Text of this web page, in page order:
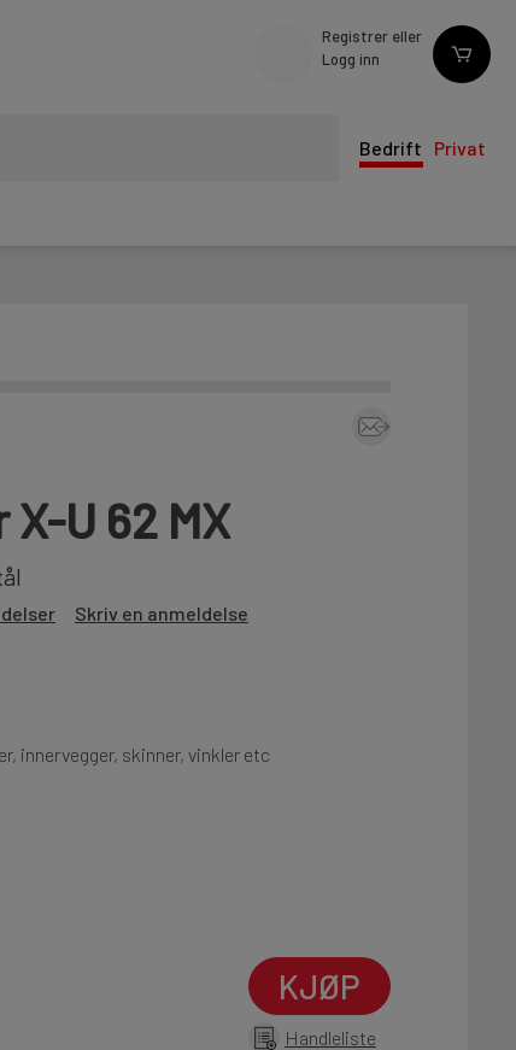
Registrer eller
Logg inn
Bedrift Privat
U 62 MX
Skriv en anmeldelse
innervegger, skinner, vinkler etc
KJØP
Handleliste